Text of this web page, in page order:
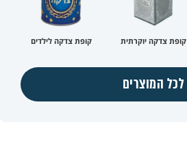
קופת צדקה יוקרתית קופת צדקה לילדים
לכל המוצרים